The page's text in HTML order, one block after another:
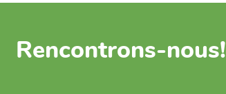
Rencontrons-nous!